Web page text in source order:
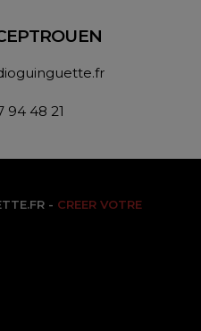
94 48 21
- CREER VOTRE